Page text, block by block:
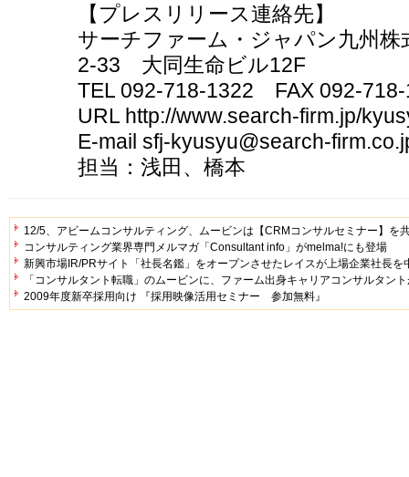
【プレスリリース連絡先】
サーチファーム・ジャパン九州株
2-33 大同生命ビル12F
TEL 092-718-1322 FAX 092-718-
URL http://www.search-firm.jp/
E-mail sfj-kyusyu@search-
担当：浅田、橋本
12/5、アビームコンサルティング、ムービンは【CRMコンサルセミナー】を
コンサルティング業界専門メルマガ「Consultant info」がmelma!にも登場
新興市場IR/PRサイト「社長名鑑」をオープンさせたレイスが上場企業社長を
「コンサルタント転職」のムービンに、ファーム出身キャリアコンサルタン
2009年度新卒採用向け 『採用映像活用セミナー 参加無料』